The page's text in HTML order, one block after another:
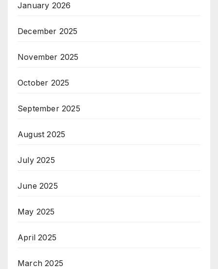
January 2026
December 2025
November 2025
October 2025
September 2025
August 2025
July 2025
June 2025
May 2025
April 2025
March 2025